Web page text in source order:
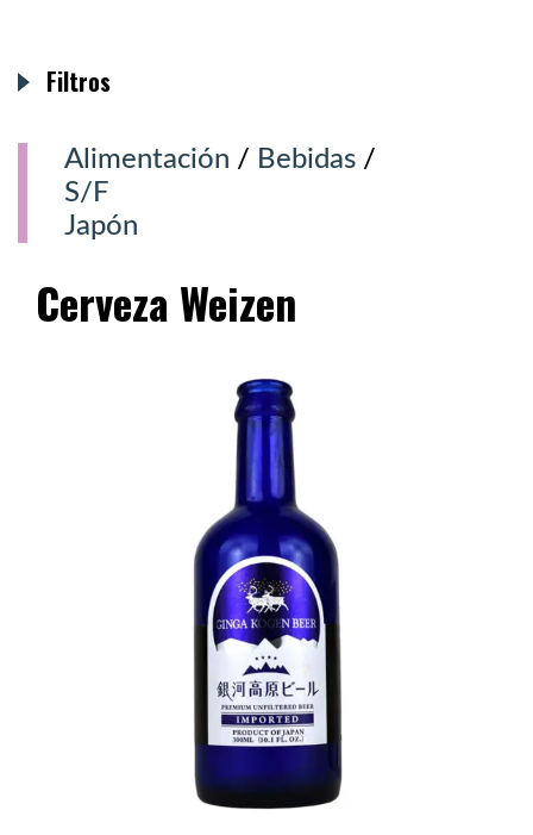
Alimentación / Bebidas /
S/F
Japón
Cerveza Weizen
Filtros